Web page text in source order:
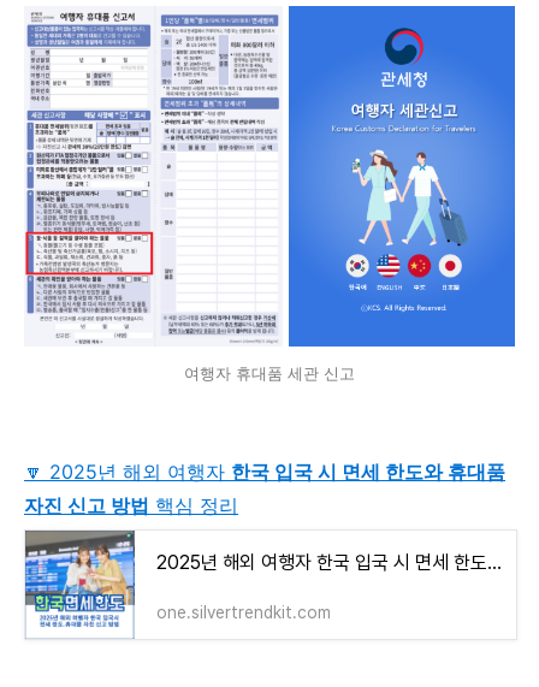
여행자 휴대품 세관 신고
🔽 2025년 해외 여행자 한국 입국 시 면세 한도와 휴대품
자진 신고 방법 핵심 정리
2025년 해외 여행자 한국 입국 시 면세 한도와 휴대품 자진 신고 방법 핵심 정리
one.silvertrendkit.com